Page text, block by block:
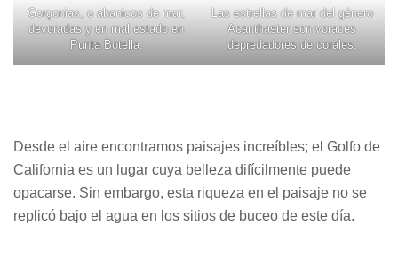
Gorgonias, o abanicos de mar,
devoradas y en mal estado en
Punta Botella.
Las estrellas de mar del género
Acanthaster son voraces
depredadores de corales.
Desde el aire encontramos paisajes increíbles; el Golfo de
California es un lugar cuya belleza difícilmente puede
opacarse. Sin embargo, esta riqueza en el paisaje no se
replicó bajo el agua en los sitios de buceo de este día.